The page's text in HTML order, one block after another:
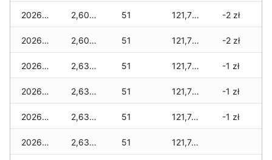
2026-07-20 2,600 zł 51 121,755 zł -2 zł
2026-07-18 2,600 zł 51 121,755 zł -2 zł
2026-07-17 2,630 zł 51 121,755 zł -1 zł
2026-07-16 2,630 zł 51 121,755 zł -1 zł
2026-07-15 2,630 zł 51 121,740 zł -1 zł
2026-07-14 2,630 zł 51 121,740 zł